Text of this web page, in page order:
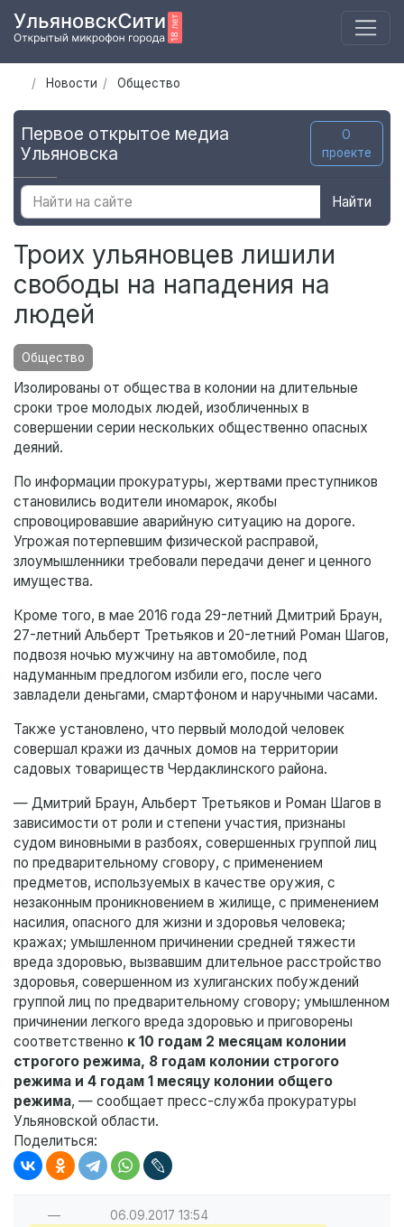
Новости Общество
Первое открытое медиа
Ульяновска
О
проекте
Найти
Троих ульяновцев лишили
свободы на нападения на
людей
Общество
Изолированы от общества в колонии на длительные
сроки трое молодых людей, изобличенных в
совершении серии нескольких общественно опасных
деяний.
По информации прокуратуры, жертвами преступников
становились водители иномарок, якобы
спровоцировавшие аварийную ситуацию на дороге.
Угрожая потерпевшим физической расправой,
злоумышленники требовали передачи денег и ценного
имущества.
Кроме того, в мае 2016 года 29-летний Дмитрий Браун,
27-летний Альберт Третьяков и 20-летний Роман Шагов,
подвозя ночью мужчину на автомобиле, под
надуманным предлогом избили его, после чего
завладели деньгами, смартфоном и наручными часами.
Также установлено, что первый молодой человек
совершал кражи из дачных домов на территории
садовых товариществ Чердаклинского района.
— Дмитрий Браун, Альберт Третьяков и Роман Шагов в
зависимости от роли и степени участия, признаны
судом виновными в разбоях, совершенных группой лиц
по предварительному сговору, с применением
предметов, используемых в качестве оружия, с
незаконным проникновением в жилище, с применением
насилия, опасного для жизни и здоровья человека;
кражах; умышленном причинении средней тяжести
вреда здоровью, вызвавшим длительное расстройство
здоровья, совершенном из хулиганских побуждений
группой лиц по предварительному сговору; умышленном
причинении легкого вреда здоровью и приговорены
соответственно к 10 годам 2 месяцам колонии
строгого режима, 8 годам колонии строгого
режима и 4 годам 1 месяцу колонии общего
режима, — сообщает пресс-служба прокуратуры
Ульяновской области.
Поделиться:
— 06.09.2017 13:54